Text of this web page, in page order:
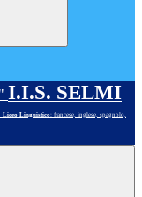
I.I.S. SELMI
Liceo Linguistico: francese, inglese, spagnolo,